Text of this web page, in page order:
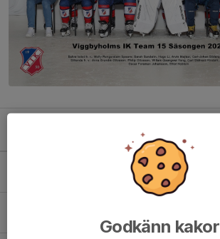
Kommande aktiviteter
Hägernäs Ishall
Godkänn kakor